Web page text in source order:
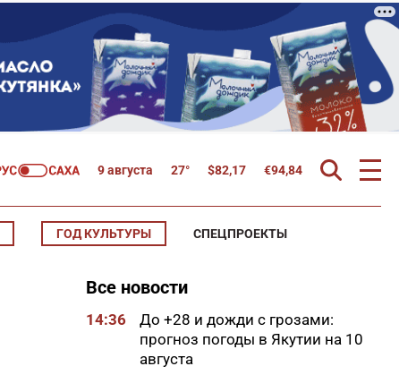
9 августа 27° $82,17 €94,84
ГОД КУЛЬТУРЫ СПЕЦПРОЕКТЫ
Все новости
14:36
До +28 и дожди с грозами:
прогноз погоды в Якутии на 10
августа